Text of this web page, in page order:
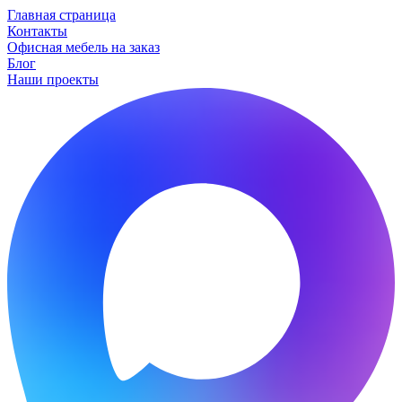
Главная страница
Контакты
Офисная мебель на заказ
Блог
Наши проекты